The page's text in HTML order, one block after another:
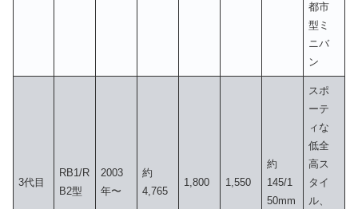
都市
型ミ
ニバ
ン
3代目
RB1/R
B2型
2003
年〜
約
4,765
1,800 1,550
約
145/1
50mm
スポ
ーテ
ィな
低全
高ス
タイ
ル、